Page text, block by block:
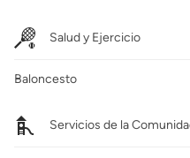
Salud y Ejercicio
Baloncesto
Servicios de la